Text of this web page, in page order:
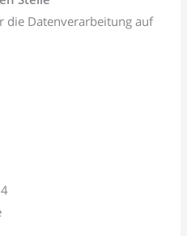
die Datenverarbeitung auf